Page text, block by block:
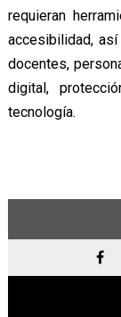
requieran
accesibilidad,
docentes,
digital,
tecnología.